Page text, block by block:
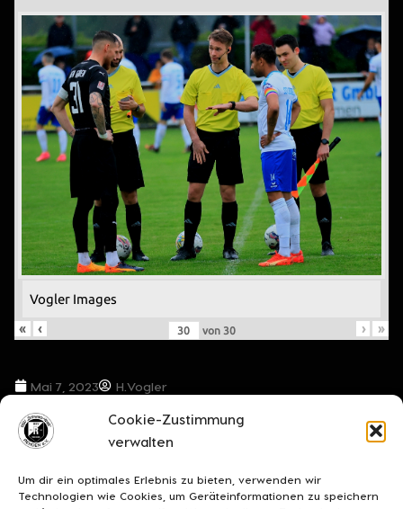
Cookie-Zustimmung
verwalten
Um dir ein optimales Erlebnis zu bieten, verwenden wir
Technologien wie Cookies, um Geräteinformationen zu speichern
Vogler Images
«
‹ von 30 › »
Mai 7, 2023 H.Vogler
VORIGER BEITRAG NÄCHSTER BEITRAG